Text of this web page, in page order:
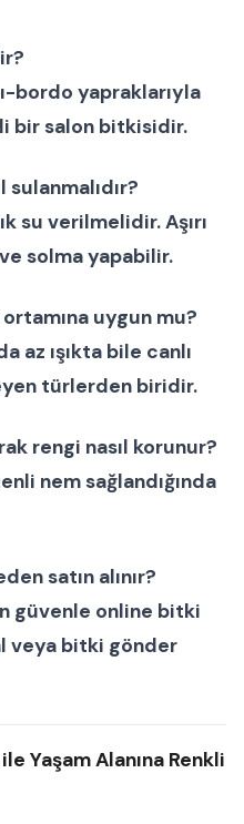
bordo yapraklarıyla
birsalon bitkisidir.
sulanmalıdır?
su verilmelidir. Aşırı
solma yapabilir.
uygun mu?
az ışıkta bile canlı
türlerden biridir.
rengi nasıl korunur?
nem sağlandığında
satın alınır?
güvenle online bitki
veya bitki gönder
Yaşam Alanına Renkli